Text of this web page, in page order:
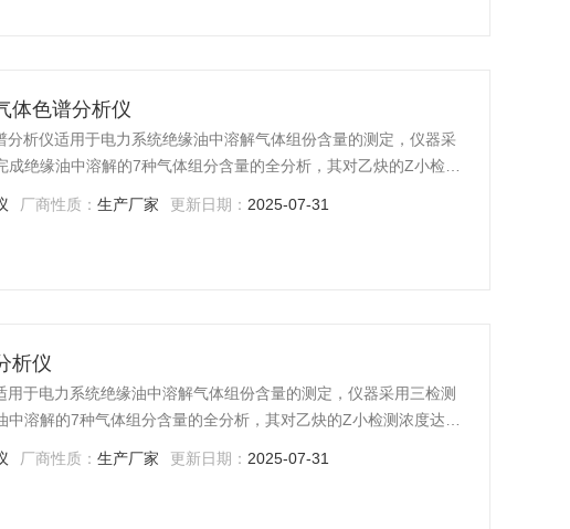
体色谱分析仪
析仪适用于电力系统绝缘油中溶解气体组份含量的测定，仪器采
绝缘油中溶解的7种气体组分含量的全分析，其对乙炔的Z小检测
厂商性质：生产厂家 更新日期： 2025-07-31
析仪
于电力系统绝缘油中溶解气体组份含量的测定，仪器采用三检测
中溶解的7种气体组分含量的全分析，其对乙炔的Z小检测浓度达
厂商性质：生产厂家 更新日期： 2025-07-31